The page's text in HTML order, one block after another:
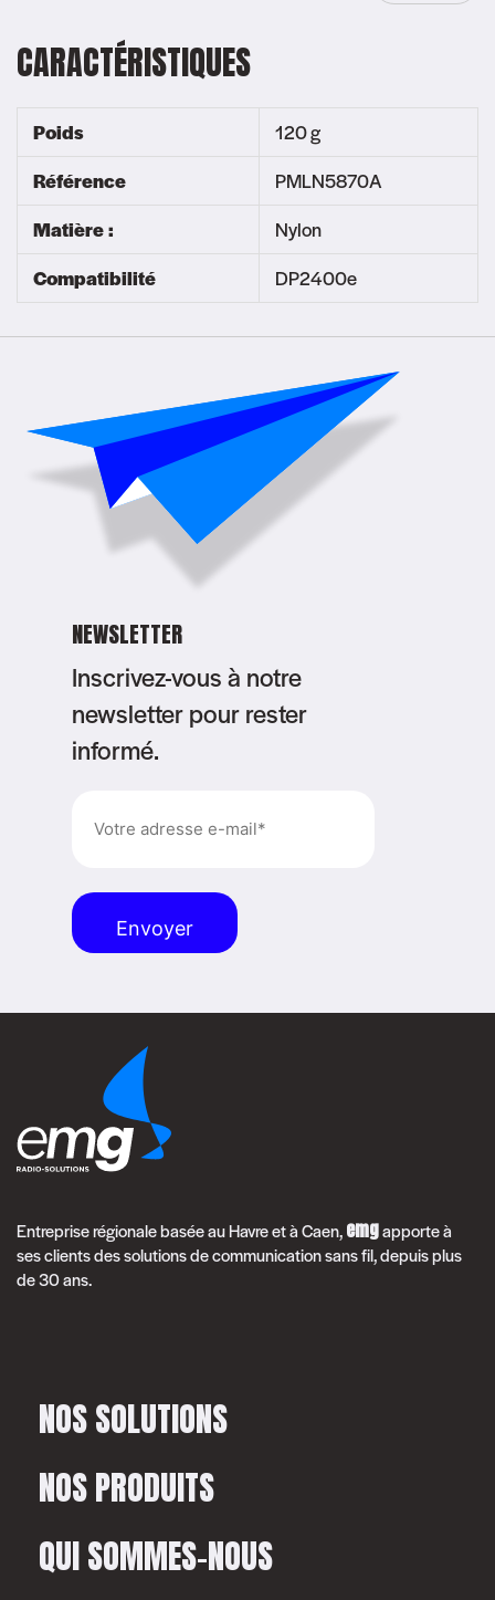
CARACTÉRISTIQUES
Poids
120 g
Référence
PMLN5870A
Matière :
Nylon
Compatibilité
DP2400e
NEWSLETTER
Inscrivez-vous à notre
newsletter pour rester
informé.
mail
Alternative:
Entreprise régionale basée au Havre et à Caen,emgapporte à
ses clients des solutions de communication sans fil, depuis plus
de 30 ans.
NOS SOLUTIONS
NOS PRODUITS
QUI SOMMES-NOUS